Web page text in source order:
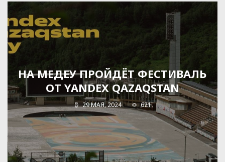
НА МЕДЕУ ПРОЙДЁТ ФЕСТИВАЛЬ
ОТ YANDEX QAZAQSTAN
29 МАЯ, 2024 621